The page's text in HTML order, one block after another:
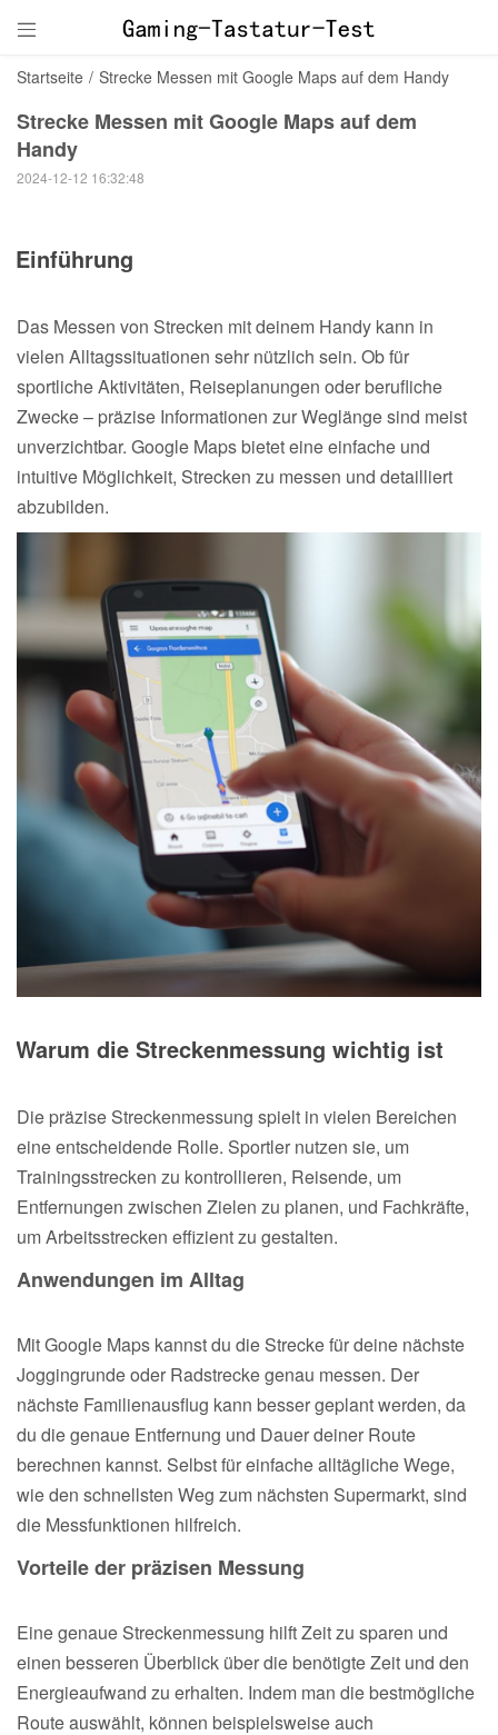

Startseite / Strecke Messen mit Google Maps auf dem Handy
Strecke Messen mit Google Maps auf dem
Handy
2024-12-12 16:32:48
Einführung
Das Messen von Strecken mit deinem Handy kann in
vielen Alltagssituationen sehr nützlich sein. Ob für
sportliche Aktivitäten, Reiseplanungen oder berufliche
Zwecke – präzise Informationen zur Weglänge sind meist
unverzichtbar. Google Maps bietet eine einfache und
intuitive Möglichkeit, Strecken zu messen und detailliert
abzubilden.
Warum die Streckenmessung wichtig ist
Die präzise Streckenmessung spielt in vielen Bereichen
eine entscheidende Rolle. Sportler nutzen sie, um
Trainingsstrecken zu kontrollieren, Reisende, um
Entfernungen zwischen Zielen zu planen, und Fachkräfte,
um Arbeitsstrecken effizient zu gestalten.
Anwendungen im Alltag
Mit Google Maps kannst du die Strecke für deine nächste
Joggingrunde oder Radstrecke genau messen. Der
nächste Familienausflug kann besser geplant werden, da
du die genaue Entfernung und Dauer deiner Route
berechnen kannst. Selbst für einfache alltägliche Wege,
wie den schnellsten Weg zum nächsten Supermarkt, sind
die Messfunktionen hilfreich.
Vorteile der präzisen Messung
Eine genaue Streckenmessung hilft Zeit zu sparen und
einen besseren Überblick über die benötigte Zeit und den
Energieaufwand zu erhalten. Indem man die bestmögliche
Route auswählt, können beispielsweise auch